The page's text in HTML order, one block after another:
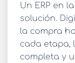
Un ERP en
solución.
la compra
cada etapa,
completa y